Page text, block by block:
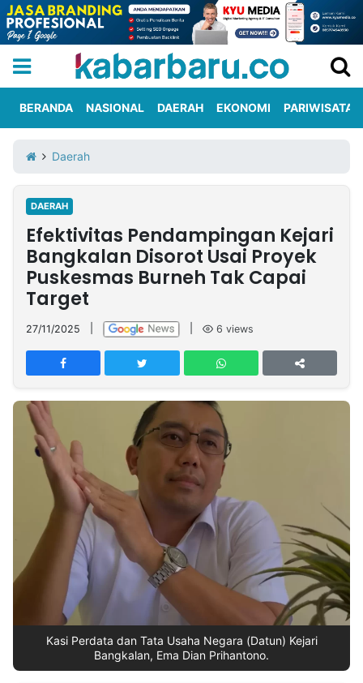
Iklan
Berita
Kami
Nasional
International
Olahraga
Entertainment
Daerah
Pariwisata
Kuliner
Kolom
Network
PT
TREETAN
MULTIMEDIA
INDONESIA
Partner
Insight
Idealita
Dinamikapost.com
Seedbacklink
Kabarbaru
BERANDA NASIONAL DAERAH EKONOMI PARIWISATA
Daerah
DAERAH
Efektivitas Pendampingan Kejari
Bangkalan Disorot Usai Proyek
Puskesmas Burneh Tak Capai
Target
27/11/2025 6 views
Kasi Perdata dan Tata Usaha Negara (Datun) Kejari
Bangkalan, Ema Dian Prihantono.